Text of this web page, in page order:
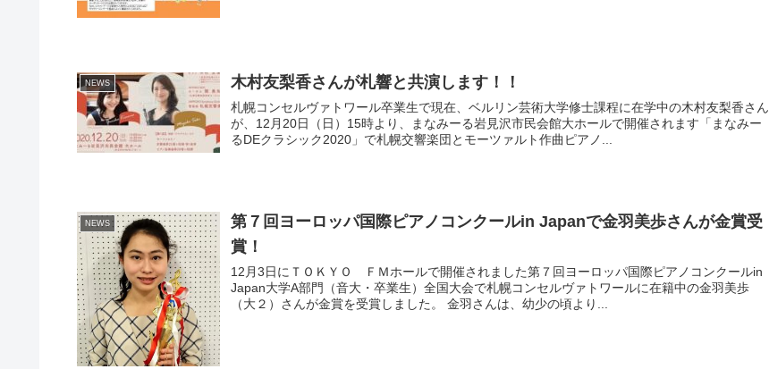
NEWS 木村友梨香さんが札響と共演します！！
札幌コンセルヴァトワール卒業生で現在、ベルリン芸術大学修士課程に在学中の木村友梨香さん
が、12月20日（日）15時より、まなみーる岩見沢市民会館大ホールで開催されます「まなみー
るDEクラシック2020」で札幌交響楽団とモーツァルト作曲ピアノ...
NEWS
第７回ヨーロッパ国際ピアノコンクールin Japanで金羽美歩さんが金賞受
賞！
12月3日にＴＯＫＹＯ ＦＭホールで開催されました第７回ヨーロッパ国際ピアノコンクールin
Japan大学A部門（音大・卒業生）全国大会で札幌コンセルヴァトワールに在籍中の金羽美歩
（大２）さんが金賞を受賞しました。 金羽さんは、幼少の頃より...